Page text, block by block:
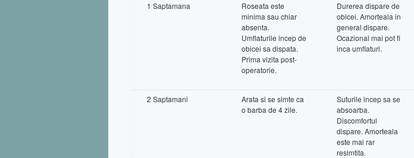
1 Saptamana
Roseata este
minima sau chiar
absenta.
Umflaturile incep de
obicei sa dispata.
Prima vizita post-
operatorie.
Durerea dispare de
obicei. Amorteala in
general dispare.
Ocazional mai pot fi
inca umflaturi.
2 Saptamani
Arata si se simte ca
o barba de 4 zile.
Suturile incep sa se
absoarba.
Discomfortul
dispare. Amorteala
este mai rar
resimtita.